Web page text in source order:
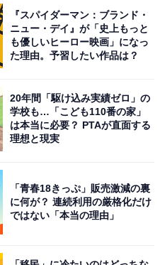
『スパイダーマン：ブランド・
ニュー・デイ』が「史上もっと
も優しいヒーロー映画」になっ
た理由。予習したい作品は？
20年間「駆け込み実績ゼロ」の
学校も…「こども110番の家」
は本当に必要？ PTAが直面する
理想と現実
「青春18きっぷ」販売激減の裏
に何が？ 連続利用の厳格化だけ
ではない「本当の理由」